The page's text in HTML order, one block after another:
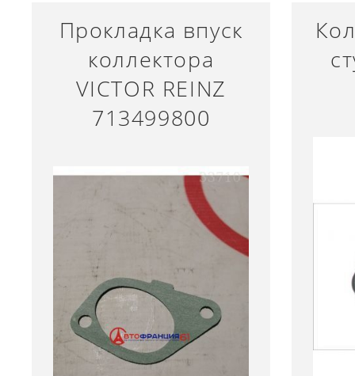
Прокладка впуск
коллектора
VICTOR REINZ
713499800